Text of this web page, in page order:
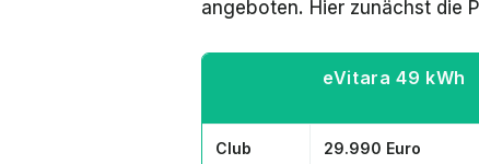
angeboten. Hier zunächst die
eVitara 49 kWh
Club 29.990 Euro